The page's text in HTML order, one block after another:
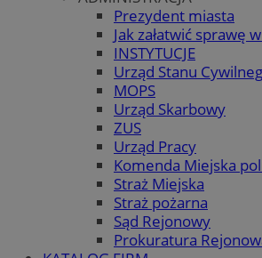
Prezydent miasta
Jak załatwić sprawę
INSTYTUCJE
Urząd Stanu
MOPS
Urząd Skarbowy
ZUS
Urząd Pracy
Komenda Miejska
Straż Miejska
Straż pożarna
Sąd Rejonowy
Prokuratura